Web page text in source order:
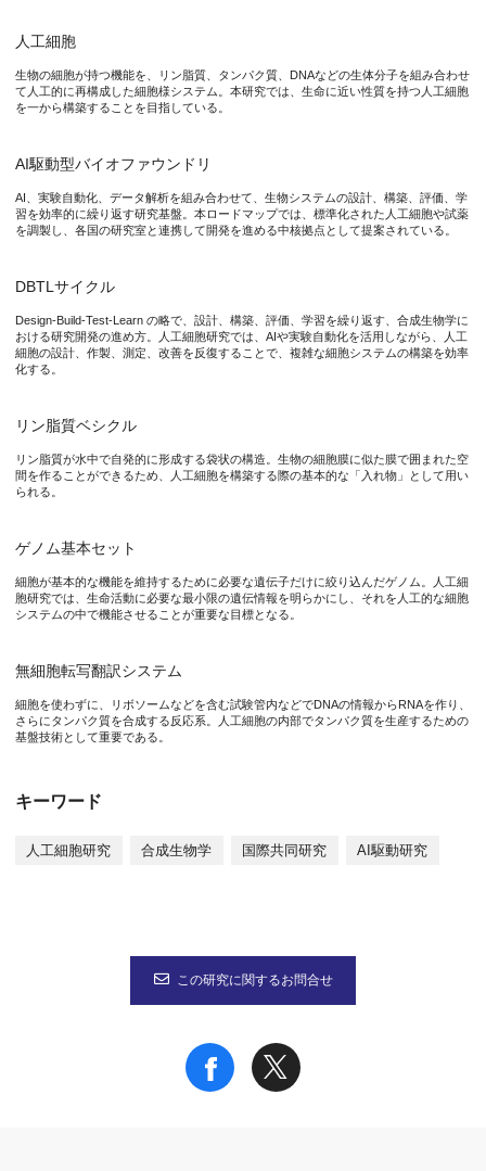
４．時空間協調制御の複雑性
これらの課題に対応するため、本ロードマップでは、中央集約
【中核的課題を解決するための新しい研究パラダイムの提案】
１．AI駆動型中央バイオファウンドリ
この構想では、従来の研究室単位の分散的な取り組みに代わり
このモデルでは、「中央ファクトリー」と「各国に分散したワ
２．単一人工細胞オミクス
３．ハイブリッドモデリング
生命システムの内容物と反応過程をできる限り理論に取り込ん
４．人工細胞の進化
１．第1段階：ProtoCell (1〜5年目)
第1段階では、安定なリン脂質ベシクル
ProtoCell は、少なくとも200遺伝子からなる
さらに、人工細胞の「デジタルツイン」を開発し、機械的シグ
２．第2段階：AutoCell (6〜10年目)
研究の波及効果や社会的影響
課題、今後の展望
人工細胞の構築には、これを構成する各種の機能モジュールを
人工細胞
生物の細胞が持つ機能を、リン脂質、タンパク質、DNAなどの生体分子を組み合わせ
て人工的に再構成した細胞様システム。本研究では、生命に近い性質を持つ人工細胞
を一から構築することを目指している。
AI駆動型バイオファウンドリ
AI、実験自動化、データ解析を組み合わせて、生物システムの設計、構築、評価、学
習を効率的に繰り返す研究基盤。本ロードマップでは、標準化された人工細胞や試薬
を調製し、各国の研究室と連携して開発を進める中核拠点として提案されている。
DBTLサイクル
Design-Build-Test-Learn の略で、設計、構築、評価、学習を繰り返す、合成生物学に
おける研究開発の進め方。人工細胞研究では、AIや実験自動化を活用しながら、人工
細胞の設計、作製、測定、改善を反復することで、複雑な細胞システムの構築を効率
化する。
リン脂質ベシクル
リン脂質が水中で自発的に形成する袋状の構造。生物の細胞膜に似た膜で囲まれた空
間を作ることができるため、人工細胞を構築する際の基本的な「入れ物」として用い
られる。
ゲノム基本セット
細胞が基本的な機能を維持するために必要な遺伝子だけに絞り込んだゲノム。人工細
胞研究では、生命活動に必要な最小限の遺伝情報を明らかにし、それを人工的な細胞
システムの中で機能させることが重要な目標となる。
無細胞転写翻訳システム
細胞を使わずに、リボソームなどを含む試験管内などでDNAの情報からRNAを作り、
さらにタンパク質を合成する反応系。人工細胞の内部でタンパク質を生産するための
基盤技術として重要である。
キーワード
人工細胞研究 合成生物学 国際共同研究 AI駆動研究
この研究に関するお問合せ